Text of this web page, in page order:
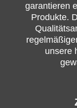
garantieren
Produkte.
unsere